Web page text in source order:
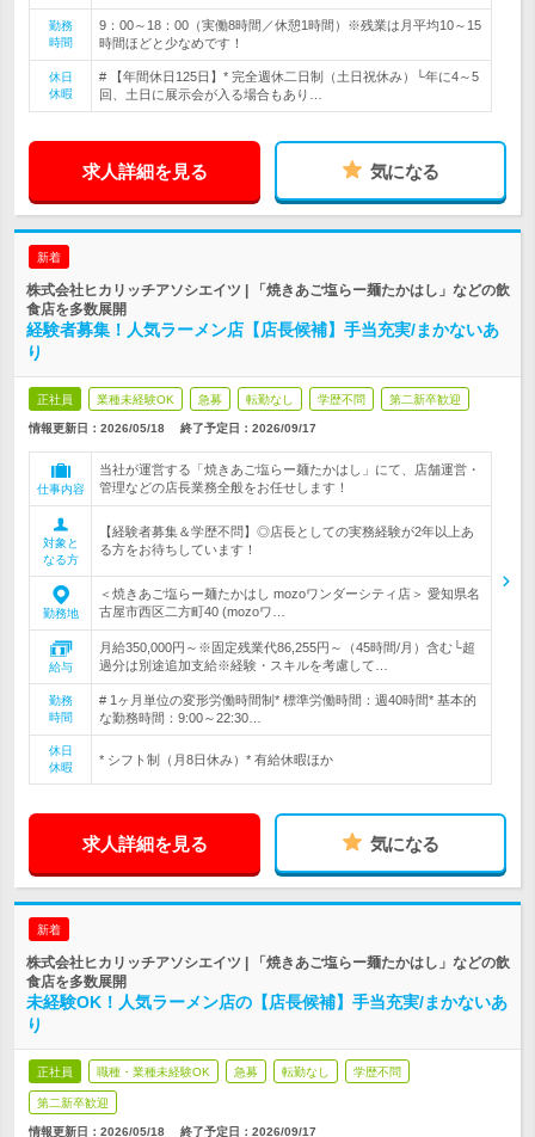
勤務
時間
9：00～18：00（実働8時間／休憩1時間）※残業は月平均10～15
時間ほどと少なめです！
休日
休暇
# 【年間休日125日】* 完全週休二日制（土日祝休み）└年に4～5
回、土日に展示会が入る場合もあり…
求人詳細を見る 気になる
新着
株式会社ヒカリッチアソシエイツ | 「焼きあご塩らー麺たかはし」などの飲
食店を多数展開
経験者募集！人気ラーメン店【店長候補】手当充実/まかないあ
り
正社員 業種未経験OK 急募 転勤なし 学歴不問 第二新卒歓迎
情報更新日：2026/05/18 終了予定日： 2026/09/17
仕事内容
当社が運営する「焼きあご塩らー麺たかはし」にて、店舗運営・
管理などの店長業務全般をお任せします！
対象と
なる方
【経験者募集＆学歴不問】◎店長としての実務経験が2年以上あ
る方をお待ちしています！
勤務地
＜焼きあご塩らー麺たかはし mozoワンダーシティ店＞ 愛知県名
古屋市西区二方町40 (mozoワ…
給与
月給350,000円～※固定残業代86,255円～（45時間/月）含む└超
過分は別途追加支給※経験・スキルを考慮して…
勤務
時間
# 1ヶ月単位の変形労働時間制* 標準労働時間：週40時間* 基本的
な勤務時間：9:00～22:30…
休日
休暇
* シフト制（月8日休み）* 有給休暇ほか
求人詳細を見る 気になる
新着
株式会社ヒカリッチアソシエイツ | 「焼きあご塩らー麺たかはし」などの飲
食店を多数展開
未経験OK！人気ラーメン店の【店長候補】手当充実/まかないあ
り
正社員 職種・業種未経験OK 急募 転勤なし 学歴不問
第二新卒歓迎
情報更新日：2026/05/18 終了予定日： 2026/09/17